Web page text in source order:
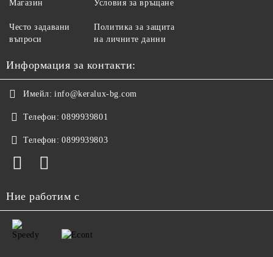
Магазин
Често задавани
въпроси
Условия за връщане
Политика за защита
на личните данни
Информация за контакти:
Имейл: info@keralux-bg.com
Телефон: 0899939801
Телефон: 0899939803
Ние работим с